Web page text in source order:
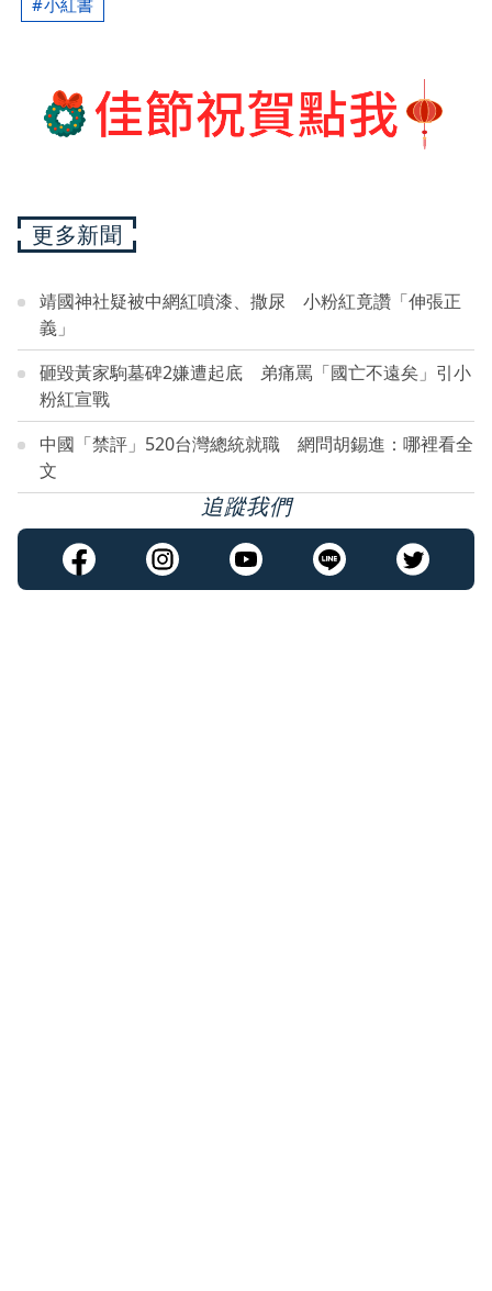
小紅書
更多新聞
靖國神社疑被中網紅噴漆、撒尿 小粉紅竟讚「伸張正
義」
砸毀黃家駒墓碑2嫌遭起底 弟痛罵「國亡不遠矣」引小
粉紅宣戰
中國「禁評」520台灣總統就職 網問胡錫進：哪裡看全
文
追蹤我們